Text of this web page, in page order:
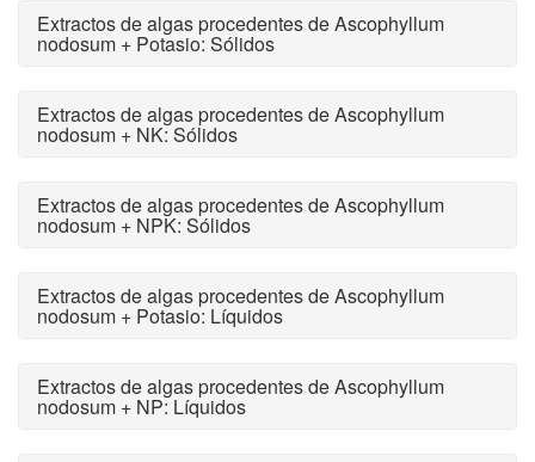
Extractos de algas procedentes de Ascophyllum
nodosum + Potasio: Sólidos
Extractos de algas procedentes de Ascophyllum
nodosum + NK: Sólidos
Extractos de algas procedentes de Ascophyllum
nodosum + NPK: Sólidos
Extractos de algas procedentes de Ascophyllum
nodosum + Potasio: Líquidos
Extractos de algas procedentes de Ascophyllum
nodosum + NP: Líquidos